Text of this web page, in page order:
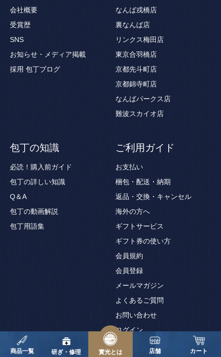
会社概要
受賞歴
SNS
お知らせ・メディア掲載
採用 包丁ブログ
なんば戎橋店
裏なんば店
リンクス梅田店
東京合羽橋店
京都先斗町店
京都錦寺町店
なんばパークス店
難波スカイオ店
包丁の知識
必読！購入前ガイド
包丁の詳しい知識
Q＆A
包丁の動画解説
包丁用語集
ご利用ガイド
お支払い
梱包・配送・納期
返品・交換・キャンセル
海外の方へ
ギフトサービス
ギフト券の使い方
会員規約
会員登録
メールマガジン
よくあるご質問
お問い合わせ
ログイン
商品一覧 研ぎ・修理 實光とは 店舗 カート